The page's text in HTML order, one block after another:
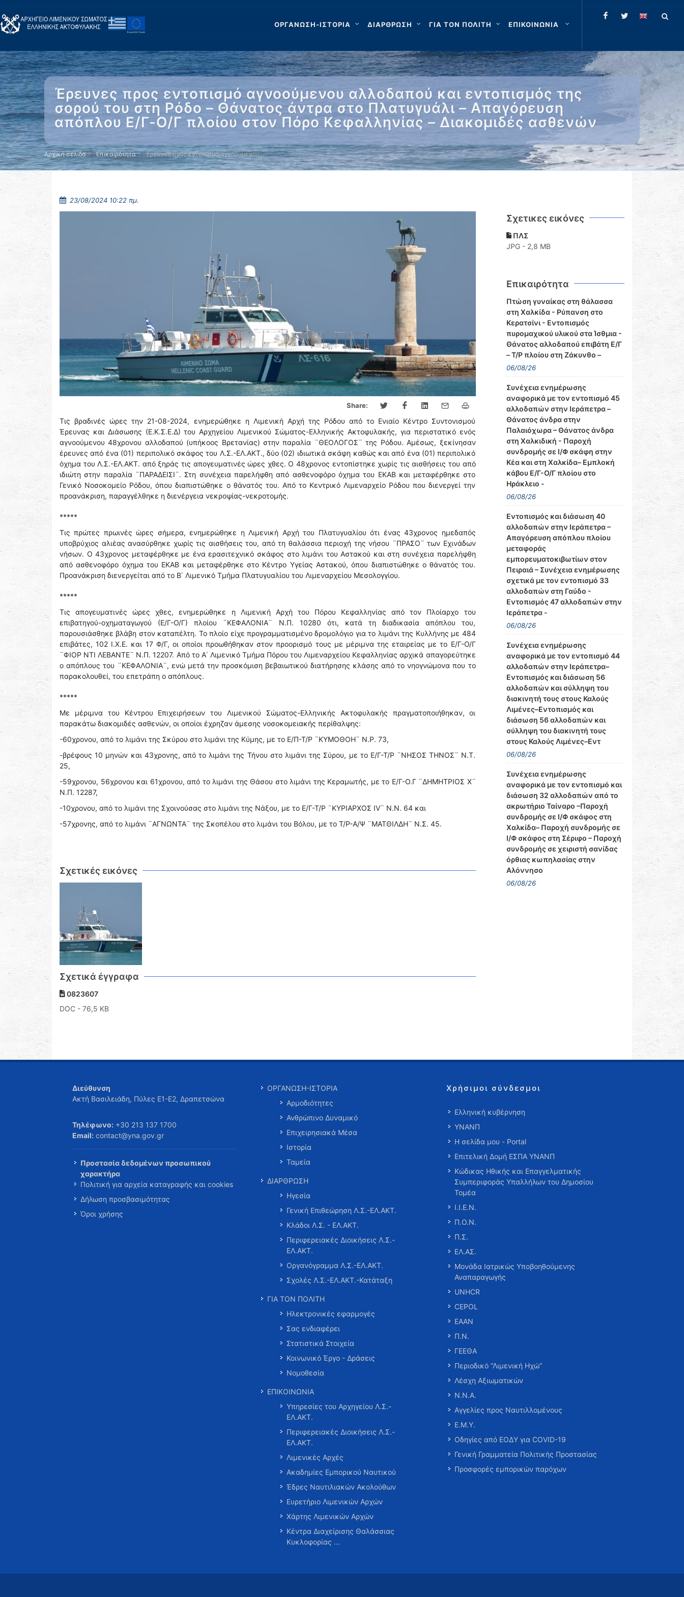
ΟΡΓΑΝΩΣΗ-ΙΣΤΟΡΙΑ ΔΙΑΡΘΡΩΣΗ ΓΙΑ ΤΟΝ ΠΟΛΙΤΗ ΕΠΙΚΟΙΝΩΝΙΑ
Έρευνες προς εντοπισμό αγνοούμενου αλλοδαπού και εντοπισμός της
σορού του στη Ρόδο – Θάνατος άντρα στο Πλατυγυάλι – Απαγόρευση
απόπλου Ε/Γ-Ο/Γ πλοίου στον Πόρο Κεφαλληνίας – Διακομιδές ασθενών
Αρχική σελίδα Επικαιρότητα Έρευνες προς εντοπισμό αγνοούμενου …
23/08/2024 10:22 πμ.
Share:
Τις βραδινές ώρες την 21-08-2024, ενημερώθηκε η Λιμενική Αρχή της Ρόδου από το Ενιαίο Κέντρο Συντονισμού
Έρευνας και Διάσωσης (Ε.Κ.Σ.Ε.Δ) του Αρχηγείου Λιμενικού Σώματος-Ελληνικής Ακτοφυλακής, για περιστατικό ενός
αγνοούμενου 48χρονου αλλοδαπού (υπήκοος Βρετανίας) στην παραλία ¨ΘΕΟΛΟΓΟΣ¨ της Ρόδου. Αμέσως, ξεκίνησαν
έρευνες από ένα (01) περιπολικό σκάφος του Λ.Σ.-ΕΛ.ΑΚΤ., δύο (02) ιδιωτικά σκάφη καθώς και από ένα (01) περιπολικό
όχημα του Λ.Σ.-ΕΛ.ΑΚΤ. από ξηράς τις απογευματινές ώρες χθες. Ο 48χρονος εντοπίστηκε χωρίς τις αισθήσεις του από
ιδιώτη στην παραλία ¨ΠΑΡΑΔΕΙΣΙ¨. Στη συνέχεια παρελήφθη από ασθενοφόρο όχημα του ΕΚΑΒ και μεταφέρθηκε στο
Γενικό Νοσοκομείο Ρόδου, όπου διαπιστώθηκε ο θάνατός του. Από το Κεντρικό Λιμεναρχείο Ρόδου που διενεργεί την
προανάκριση, παραγγέλθηκε η διενέργεια νεκροψίας-νεκροτομής.
*****
Τις πρώτες πρωινές ώρες σήμερα, ενημερώθηκε η Λιμενική Αρχή του Πλατυγυαλίου ότι ένας 43χρονος ημεδαπός
υποβρύχιος αλιέας ανασύρθηκε χωρίς τις αισθήσεις του, από τη θαλάσσια περιοχή της νήσου ¨ΠΡΑΣΟ¨ των Εχινάδων
νήσων. Ο 43χρονος μεταφέρθηκε με ένα ερασιτεχνικό σκάφος στο λιμάνι του Αστακού και στη συνέχεια παρελήφθη
από ασθενοφόρο όχημα του ΕΚΑΒ και μεταφέρθηκε στο Κέντρο Υγείας Αστακού, όπου διαπιστώθηκε ο θάνατός του.
Προανάκριση διενεργείται από το Β΄ Λιμενικό Τμήμα Πλατυγυαλίου του Λιμεναρχείου Μεσολογγίου.
*****
Τις απογευματινές ώρες χθες, ενημερώθηκε η Λιμενική Αρχή του Πόρου Κεφαλληνίας από τον Πλοίαρχο του
επιβατηγού-οχηματαγωγού (Ε/Γ-Ο/Γ) πλοίου ¨ΚΕΦΑΛΟΝΙΑ¨ Ν.Π. 10280 ότι, κατά τη διαδικασία απόπλου του,
παρουσιάσθηκε βλάβη στον καταπέλτη. Το πλοίο είχε προγραμματισμένο δρομολόγιο για το λιμάνι της Κυλλήνης με 484
επιβάτες, 102 Ι.Χ.Ε. και 17 Φ/Γ, οι οποίοι προωθήθηκαν στον προορισμό τους με μέριμνα της εταιρείας με το Ε/Γ-Ο/Γ
¨ΦΙΟΡ ΝΤΙ ΛΕΒΑΝΤΕ¨ Ν.Π. 12207. Από το Α΄ Λιμενικό Τμήμα Πόρου του Λιμεναρχείου Κεφαλληνίας αρχικά απαγορεύτηκε
ο απόπλους του ¨ΚΕΦΑΛΟΝΙΑ¨, ενώ μετά την προσκόμιση βεβαιωτικού διατήρησης κλάσης από το νηογνώμονα που το
παρακολουθεί, του επετράπη ο απόπλους.
*****
Με μέριμνα του Κέντρου Επιχειρήσεων του Λιμενικού Σώματος-Ελληνικής Ακτοφυλακής πραγματοποιήθηκαν, οι
παρακάτω διακομιδές ασθενών, οι οποίοι έχρηζαν άμεσης νοσοκομειακής περίθαλψης:
-60χρονου, από το λιμάνι της Σκύρου στο λιμάνι της Κύμης, με το Ε/Π-Τ/Ρ ¨ΚΥΜΟΘΟΗ¨ Ν.Ρ. 73,
-βρέφους 10 μηνών και 43χρονης, από το λιμάνι της Τήνου στο λιμάνι της Σύρου, με το Ε/Γ-Τ/Ρ ¨ΝΗΣΟΣ ΤΗΝΟΣ¨ Ν.Τ.
25,
-59χρονου, 56χρονου και 61χρονου, από το λιμάνι της Θάσου στο λιμάνι της Κεραμωτής, με το Ε/Γ-Ο.Γ ¨ΔΗΜΗΤΡΙΟΣ Χ¨
Ν.Π. 12287,
-10χρονου, από το λιμάνι της Σχοινούσας στο λιμάνι της Νάξου, με το Ε/Γ-Τ/Ρ ¨ΚΥΡΙΑΡΧΟΣ ΙV¨ Ν.Ν. 64 και
-57χρονης, από το λιμάνι ¨ΑΓΝΩΝΤΑ¨ της Σκοπέλου στο λιμάνι του Βόλου, με το Τ/Ρ-Α/Ψ ¨ΜΑΤΘΙΛΔΗ¨ Ν.Σ. 45.
Σχετικές εικόνες
Σχετικά έγγραφα
0823607
DOC - 76,5 KB
Σχετικες εικόνες
ΠΛΣ
JPG - 2,8 MB
Επικαιρότητα
Πτώση γυναίκας στη θάλασσα
στη Χαλκίδα - Ρύπανση στο
Κερατσίνι - Εντοπισμός
πυρομαχικού υλικού στα Ίσθμια -
Θάνατος αλλοδαπού επιβάτη Ε/Γ
– Τ/Ρ πλοίου στη Ζάκυνθο –
06/08/26
Συνέχεια ενημέρωσης
αναφορικά με τον εντοπισμό 45
αλλοδαπών στην Ιεράπετρα –
Θάνατος άνδρα στην
Παλαιόχωρα – Θάνατος άνδρα
στη Χαλκιδική - Παροχή
συνδρομής σε Ι/Φ σκάφη στην
Κέα και στη Χαλκίδα– Εμπλοκή
κάβου Ε/Γ-Ο/Γ πλοίου στο
Ηράκλειο -
06/08/26
Εντοπισμός και διάσωση 40
αλλοδαπών στην Ιεράπετρα –
Απαγόρευση απόπλου πλοίου
μεταφοράς
εμπορευματοκιβωτίων στον
Πειραιά – Συνέχεια ενημέρωσης
σχετικά με τον εντοπισμό 33
αλλοδαπών στη Γαύδο -
Εντοπισμός 47 αλλοδαπών στην
Ιεράπετρα -
06/08/26
Συνέχεια ενημέρωσης
αναφορικά με τον εντοπισμό 44
αλλοδαπών στην Ιεράπετρα–
Εντοπισμός και διάσωση 56
αλλοδαπών και σύλληψη του
διακινητή τους στους Καλούς
Λιμένες–Εντοπισμός και
διάσωση 56 αλλοδαπών και
σύλληψη του διακινητή τους
στους Καλούς Λιμένες–Εντ
06/08/26
Συνέχεια ενημέρωσης
αναφορικά με τον εντοπισμό και
διάσωση 32 αλλοδαπών από το
ακρωτήριο Ταίναρο –Παροχή
συνδρομής σε Ι/Φ σκάφος στη
Χαλκίδα– Παροχή συνδρομής σε
Ι/Φ σκάφος στη Σέριφο – Παροχή
συνδρομής σε χειριστή σανίδας
όρθιας κωπηλασίας στην
Αλόννησο
06/08/26
Διεύθυνση
Ακτή Βασιλειάδη, Πύλες Ε1-Ε2, Δραπετσώνα
Τηλέφωνο: +30 213 137 1700
Email: contact@yna.gov.gr
Προστασία δεδομένων προσωπικού
χαρακτήρα
Πολιτική για αρχεία καταγραφής και cookies
Δήλωση προσβασιμότητας
Όροι χρήσης
ΟΡΓΑΝΩΣΗ-ΙΣΤΟΡΙΑ
Αρμοδιότητες
Ανθρώπινο Δυναμικό
Επιχειρησιακά Μέσα
Ιστορία
Ταμεία
ΔΙΑΡΘΡΩΣΗ
Ηγεσία
Γενική Επιθεώρηση Λ.Σ.-ΕΛ.ΑΚΤ.
Κλάδοι Λ.Σ. - ΕΛ.ΑΚΤ.
Περιφερειακές Διοικήσεις Λ.Σ.-
ΕΛ.ΑΚΤ.
Οργανόγραμμα Λ.Σ.-ΕΛ.ΑΚΤ.
Σχολές Λ.Σ.-ΕΛ.ΑΚΤ.-Κατάταξη
ΓΙΑ ΤΟΝ ΠΟΛΙΤΗ
Ηλεκτρονικές εφαρμογές
Σας ενδιαφέρει
Στατιστικά Στοιχεία
Κοινωνικό Έργο - Δράσεις
Νομοθεσία
ΕΠΙΚΟΙΝΩΝΙΑ
Υπηρεσίες του Αρχηγείου Λ.Σ.-
ΕΛ.ΑΚΤ.
Περιφερειακές Διοικήσεις Λ.Σ.-
ΕΛ.ΑΚΤ.
Λιμενικές Αρχές
Ακαδημίες Εμπορικού Ναυτικού
Έδρες Ναυτιλιακών Ακολούθων
Ευρετήριο Λιμενικών Αρχών
Χάρτης Λιμενικών Αρχών
Κέντρα Διαχείρισης Θαλάσσιας
Κυκλοφορίας …
Χρήσιμοι σύνδεσμοι
Ελληνική κυβέρνηση
ΥΝΑΝΠ
Η σελίδα μου - Portal
Επιτελική Δομή ΕΣΠΑ ΥΝΑΝΠ
Κώδικας Ηθικής και Επαγγελματικής
Συμπεριφοράς Υπαλλήλων του Δημοσίου
Τομέα
Ι.Ι.Ε.Ν.
Π.Ο.Ν.
Π.Σ.
ΕΛ.ΑΣ.
Μονάδα Ιατρικώς Υποβοηθούμενης
Αναπαραγωγής
UNHCR
CEPOL
ΕΑΑΝ
Π.Ν.
ΓΕΕΘΑ
Περιοδικό “Λιμενική Ηχώ”
Λέσχη Αξιωματικών
Ν.Ν.Α.
Αγγελίες προς Ναυτιλλομένους
Ε.Μ.Υ.
Οδηγίες από ΕΟΔΥ για COVID-19
Γενική Γραμματεία Πολιτικής Προστασίας
Προσφορές εμπορικών παρόχων